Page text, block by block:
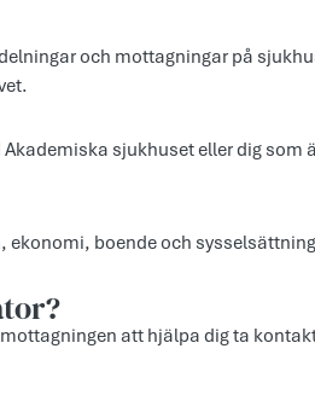
och mottagningar på
sjukhuset eller dig som
boende och
att hjälpa dig ta